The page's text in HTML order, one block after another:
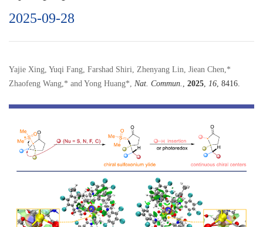
2025-09-28
Yajie Xing, Yuqi Fang, Farshad Shiri, Zhenyang Lin, Jiean Chen,*
Zhaofeng Wang,* and Yong Huang*, Nat. Commun. 2025 16 , 8416.